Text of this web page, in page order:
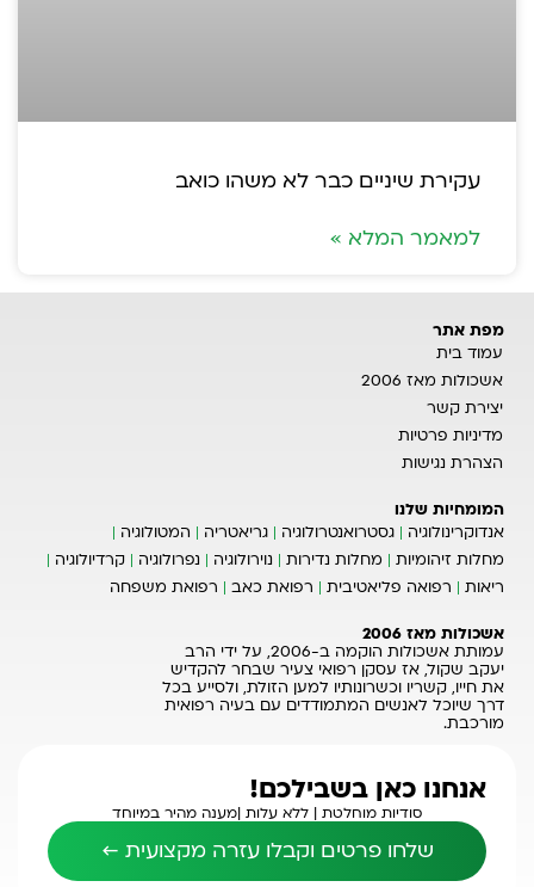
עקירת שיניים כבר לא משהו כואב
למאמר המלא »
מפת אתר
עמוד בית
אשכולות מאז 2006
יצירת קשר
מדיניות פרטיות
הצהרת נגישות
המומחיות שלנו
אנדוקרינולוגיה
גסטרואנטרולוגיה גריאטריה
המטולוגיה
מחלות זיהומיות
מחלות נדירות נוירולוגיה נפרולוגיה
קרדיולוגיה
ריאות
רפואה פליאטיבית רפואת כאב רפואת משפחה
אשכולות מאז 2006
עמותת אשכולות הוקמה ב-2006, על ידי הרב
יעקב שקול, אז עסקן רפואי צעיר שבחר להקדיש
את חייו, קשריו וכשרונותיו למען הזולת, ולסייע בכל
דרך שיוכל לאנשים המתמודדים עם בעיה רפואית
מורכבת.
אנחנו כאן בשבילכם!
סודיות מוחלטת | ללא עלות |מענה מהיר במיוחד
שלחו פרטים וקבלו עזרה מקצועית ←